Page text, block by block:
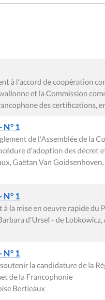
à l'accord de coopération
et la Commission
des certifications,
N° 1
de l'Assemblée de la
d'adoption des décret
Gaëtan Van
N° 1
la mise en oeuvre rapide du
d'Ursel - de
N° 1
la candidature de la
de la Francophonie
Bertieaux